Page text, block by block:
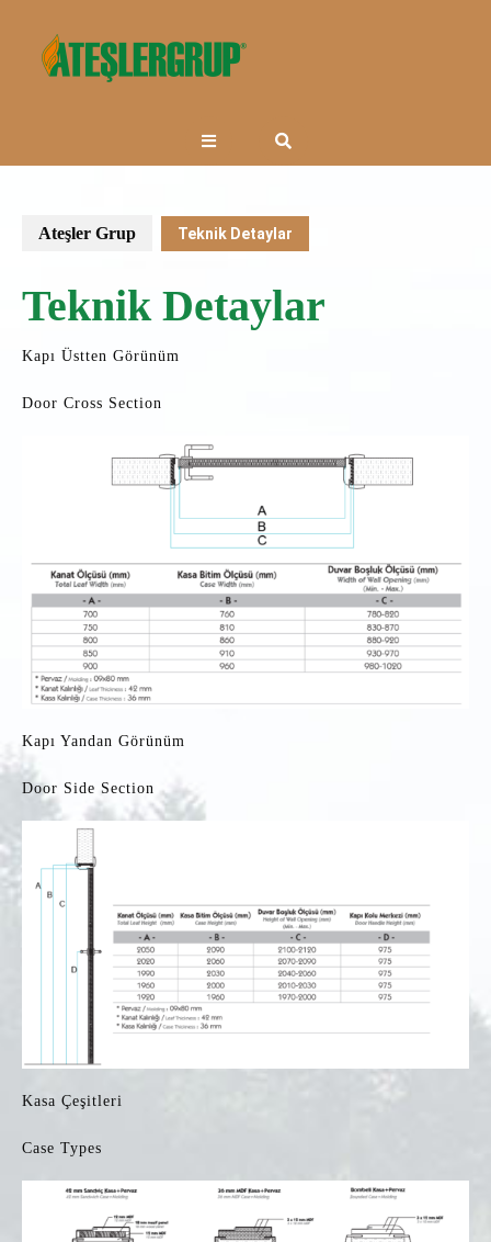
content
Open
Ateşler Grup Teknik Detaylar
Teknik Detaylar
Kapı Üstten Görünüm
Door Cross Section
Kapı Yandan Görünüm
Door Side Section
Kasa Çeşitleri
Case Types